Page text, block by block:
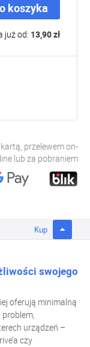
koszyka
już od: 13,90 zł
przelewem on-
line lub za pobraniem
Kup
swojego
oferują minimalną
urządzeń –
czy